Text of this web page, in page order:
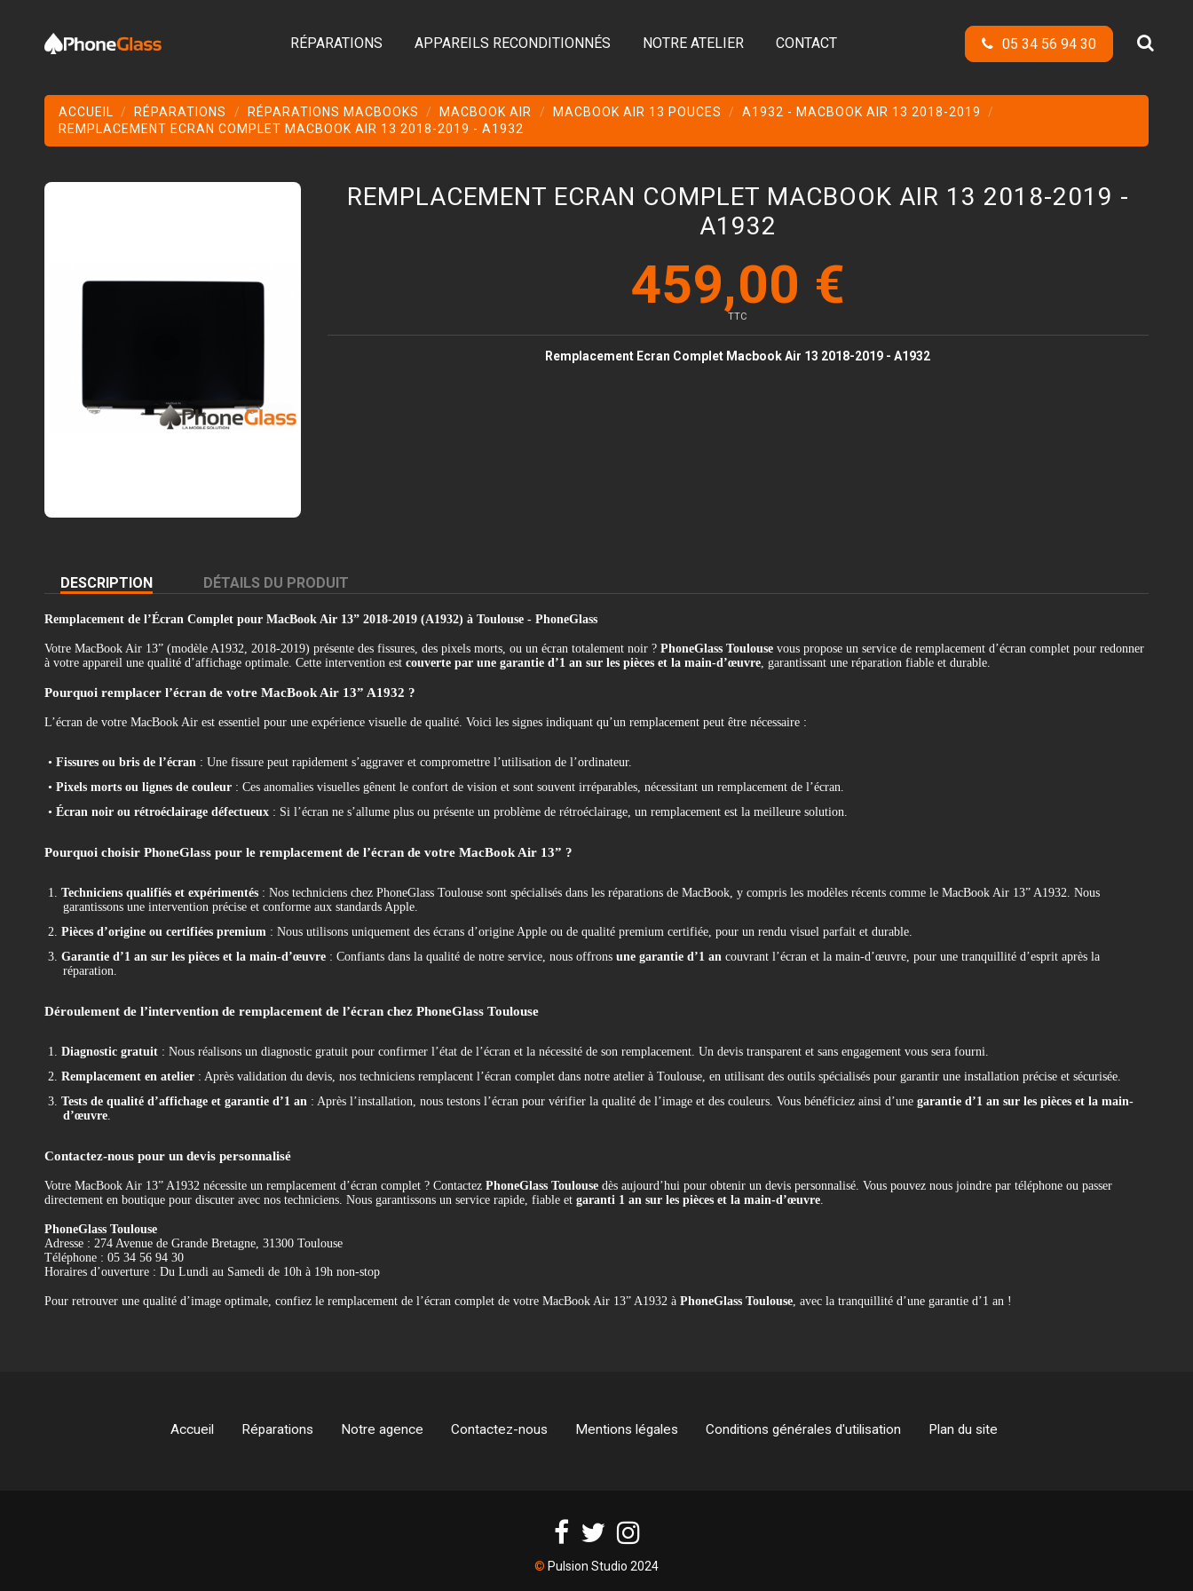
RÉPARATIONS APPAREILS RECONDITIONNÉS NOTRE ATELIER CONTACT 05 34 56 94 30
ACCUEIL RÉPARATIONS RÉPARATIONS MACBOOKS MACBOOK AIR MACBOOK AIR 13 POUCES
A1932 - MACBOOK AIR 13 2018-2019
REMPLACEMENT ECRAN COMPLET MACBOOK AIR 13 2018-2019 - A1932
REMPLACEMENT ECRAN COMPLET MACBOOK AIR 13 2018-2019 -
A1932
459,00 €
TTC
Remplacement Ecran Complet Macbook Air 13 2018-2019 - A1932
DESCRIPTION DÉTAILS DU PRODUIT
Remplacement de l’Écran Complet pour MacBook Air 13” 2018-2019 (A1932) à Toulouse - PhoneGlass
Votre MacBook Air 13” (modèle A1932, 2018-2019) présente des fissures, des pixels morts, ou un écran totalement noir ? PhoneGlass Toulouse vous propose un service de remplacement d’écran complet pour redonner
à votre appareil une qualité d’affichage optimale. Cette intervention est couverte par une garantie d’1 an sur les pièces et la main-d’œuvre, garantissant une réparation fiable et durable.
Pourquoi remplacer l’écran de votre MacBook Air 13” A1932 ?
L’écran de votre MacBook Air est essentiel pour une expérience visuelle de qualité. Voici les signes indiquant qu’un remplacement peut être nécessaire :
• Fissures ou bris de l’écran : Une fissure peut rapidement s’aggraver et compromettre l’utilisation de l’ordinateur.
• Pixels morts ou lignes de couleur : Ces anomalies visuelles gênent le confort de vision et sont souvent irréparables, nécessitant un remplacement de l’écran.
• Écran noir ou rétroéclairage défectueux : Si l’écran ne s’allume plus ou présente un problème de rétroéclairage, un remplacement est la meilleure solution.
Pourquoi choisir PhoneGlass pour le remplacement de l’écran de votre MacBook Air 13” ?
1. Techniciens qualifiés et expérimentés : Nos techniciens chez PhoneGlass Toulouse sont spécialisés dans les réparations de MacBook, y compris les modèles récents comme le MacBook Air 13” A1932. Nous
garantissons une intervention précise et conforme aux standards Apple.
2. Pièces d’origine ou certifiées premium : Nous utilisons uniquement des écrans d’origine Apple ou de qualité premium certifiée, pour un rendu visuel parfait et durable.
3. Garantie d’1 an sur les pièces et la main-d’œuvre : Confiants dans la qualité de notre service, nous offrons une garantie d’1 an couvrant l’écran et la main-d’œuvre, pour une tranquillité d’esprit après la
réparation.
Déroulement de l’intervention de remplacement de l’écran chez PhoneGlass Toulouse
1. Diagnostic gratuit : Nous réalisons un diagnostic gratuit pour confirmer l’état de l’écran et la nécessité de son remplacement. Un devis transparent et sans engagement vous sera fourni.
2. Remplacement en atelier : Après validation du devis, nos techniciens remplacent l’écran complet dans notre atelier à Toulouse, en utilisant des outils spécialisés pour garantir une installation précise et sécurisée.
3. Tests de qualité d’affichage et garantie d’1 an : Après l’installation, nous testons l’écran pour vérifier la qualité de l’image et des couleurs. Vous bénéficiez ainsi d’une garantie d’1 an sur les pièces et la main-
d’œuvre.
Contactez-nous pour un devis personnalisé
Votre MacBook Air 13” A1932 nécessite un remplacement d’écran complet ? Contactez PhoneGlass Toulouse dès aujourd’hui pour obtenir un devis personnalisé. Vous pouvez nous joindre par téléphone ou passer
directement en boutique pour discuter avec nos techniciens. Nous garantissons un service rapide, fiable et garanti 1 an sur les pièces et la main-d’œuvre.
PhoneGlass Toulouse
Adresse : 274 Avenue de Grande Bretagne, 31300 Toulouse
Téléphone : 05 34 56 94 30
Horaires d’ouverture : Du Lundi au Samedi de 10h à 19h non-stop
Pour retrouver une qualité d’image optimale, confiez le remplacement de l’écran complet de votre MacBook Air 13” A1932 à PhoneGlass Toulouse, avec la tranquillité d’une garantie d’1 an !
Accueil Réparations Notre agence Contactez-nous Mentions légales Conditions générales d'utilisation Plan du site
© Pulsion Studio 2024